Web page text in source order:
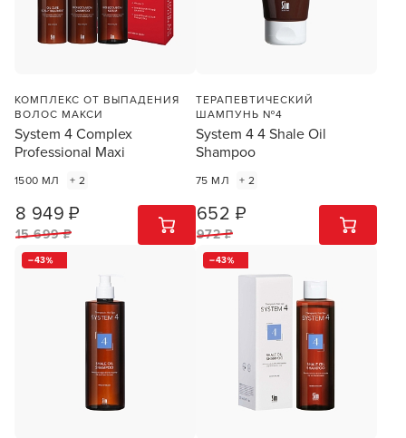
КОМПЛЕКС ОТ ВЫПАДЕНИЯ
ВОЛОС МАКСИ
System 4 Complex
Professional Maxi
1500 МЛ + 2
8 949 ₽
15 699 ₽
1 ШТ
ТЕРАПЕВТИЧЕСКИЙ
ШАМПУНЬ №4
System 4 4 Shale Oil
Shampoo
75 МЛ + 2
652 ₽
972 ₽
1 ШТ
43 43